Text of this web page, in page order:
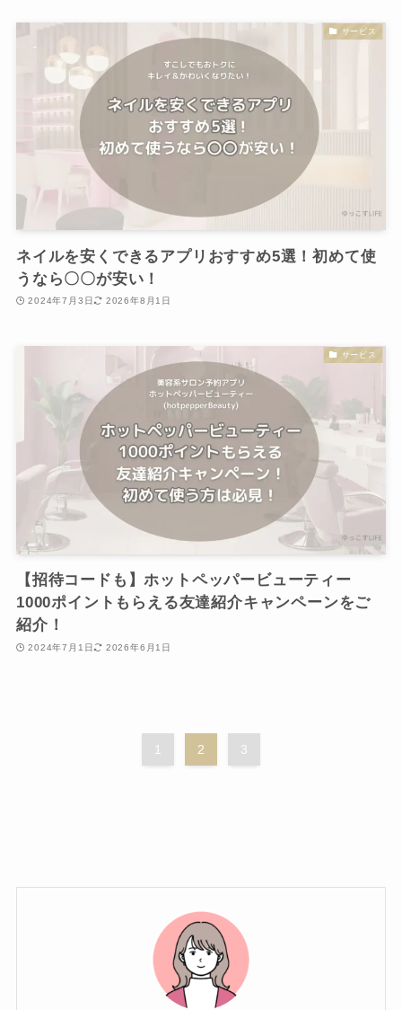
サービス
ネイルを安くできるアプリおすすめ5選！初めて使
うなら〇〇が安い！
2024年7月3日 2026年8月1日
サービス
【招待コードも】ホットペッパービューティー
1000ポイントもらえる友達紹介キャンペーンをご
紹介！
2024年7月1日 2026年6月1日
1 2 3